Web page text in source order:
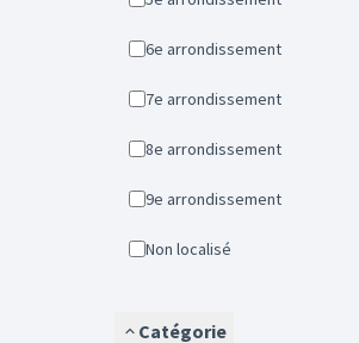
6e arrondissement
7e arrondissement
8e arrondissement
9e arrondissement
Non localisé
Catégorie